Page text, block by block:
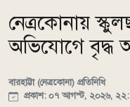
নেত্রকোনায়
অভিযোগে বৃদ্ধ
বারহাট্টা (নেত্রকোনা) প্রতিনিধি
প্রকাশ: ০৭ আগস্ট, ২০২৬,